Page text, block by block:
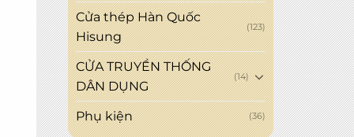
Cửa thép Hàn Quốc
Hisung
(123)
CỬA TRUYỀN THỐNG
DÂN DỤNG
(14)
Phụ kiện (36)